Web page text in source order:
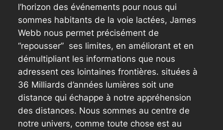
l’horizon des événements pour nous qui
sommes habitants de la voie lactées, James
Webb nous permet précisément de
“repousser” ses limites, en améliorant et en
démultipliant les informations que nous
adressent ces lointaines frontières. situées à
36 Milliards d’années lumières soit une
distance qui échappe à notre appréhension
des distances. Nous sommes au centre de
notre univers, comme toute chose est au